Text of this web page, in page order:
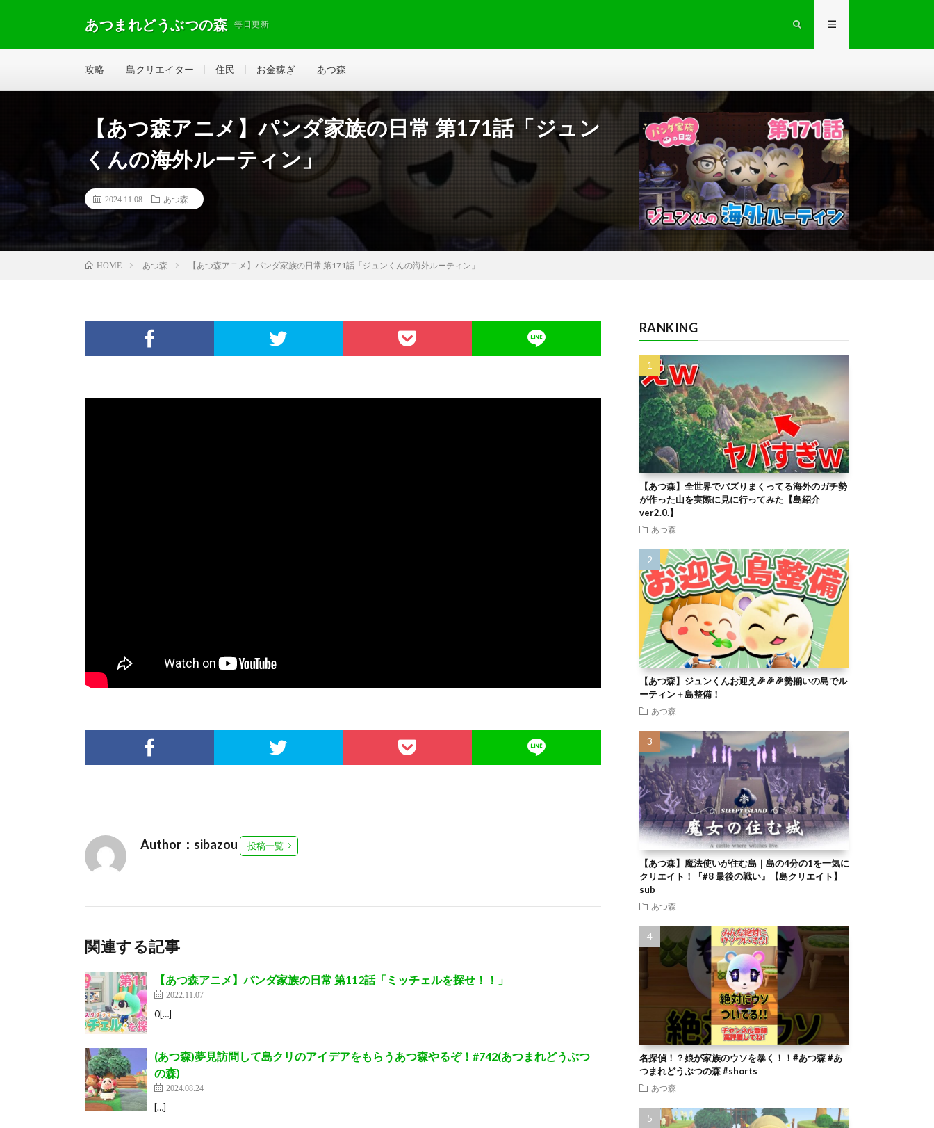
あつまれどうぶつの森 毎日更新
攻略 島クリエイター 住民 お金稼ぎ あつ森
【あつ森アニメ】パンダ家族の日常 第171話「ジュン
くんの海外ルーティン」
2024.11.08 あつ森
HOME あつ森 【あつ森アニメ】パンダ家族の日常 第171話「ジュンくんの海外ルーティン」
Author：sibazou 投稿一覧
関連する記事
【あつ森アニメ】パンダ家族の日常 第112話「ミッチェルを探せ！！」
2022.11.07
0[…]
(あつ森)夢見訪問して島クリのアイデアをもらうあつ森やるぞ！#742(あつまれどうぶつ
の森)
2024.08.24
[…]
RANKING
【あつ森】全世界でバズりまくってる海外のガチ勢
が作った山を実際に見に行ってみた【島紹介
ver2.0.】
あつ森
【あつ森】ジュンくんお迎え🎉🎉🎉勢揃いの島でル
ーティン＋島整備！
あつ森
【あつ森】魔法使いが住む島｜島の4分の1を一気に
クリエイト！『#8 最後の戦い』【島クリエイト】
sub
あつ森
名探偵！？娘が家族のウソを暴く！！#あつ森 #あ
つまれどうぶつの森 #shorts
あつ森